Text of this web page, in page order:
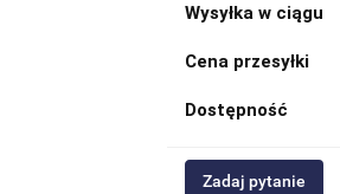
Wysyłka w ciągu
Cena przesyłki
Dostępność
Zadaj pytanie